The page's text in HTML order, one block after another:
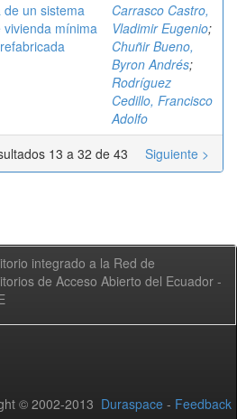
de un sistema
vivienda mínima
Carrasco Castro,
Vladimir Eugenio;
Chuñir Bueno,
Byron Andrés;
Rodríguez
Cedillo, Francisco
Adolfo
13 a 32 de 43
Siguiente >
integrado a la Red de
de Acceso Abierto del Ecuador -
© 2002-2013 Duraspace - Feedback